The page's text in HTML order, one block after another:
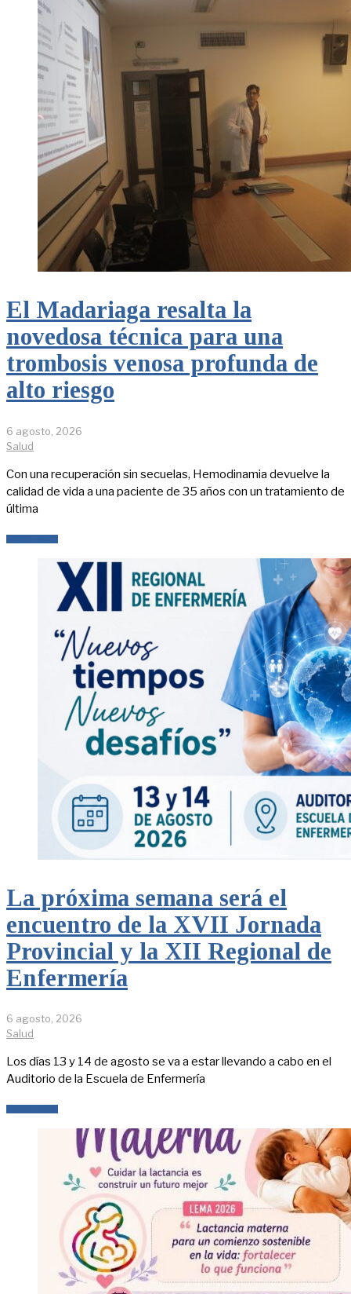
El Madariaga resalta la
novedosa técnica para una
trombosis venosa profunda de
alto riesgo
6 agosto, 2026
Salud
Con una recuperación sin secuelas, Hemodinamia devuelve la
calidad de vida a una paciente de 35 años con un tratamiento de
última
La próxima semana será el
encuentro de la XVII Jornada
Provincial y la XII Regional de
Enfermería
6 agosto, 2026
Salud
Los días 13 y 14 de agosto se va a estar llevando a cabo en el
Auditorio de la Escuela de Enfermería